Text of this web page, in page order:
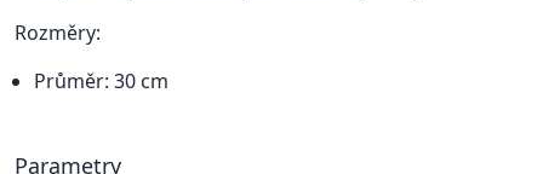
Rozměry:
Průměr: 30 cm
Parametry